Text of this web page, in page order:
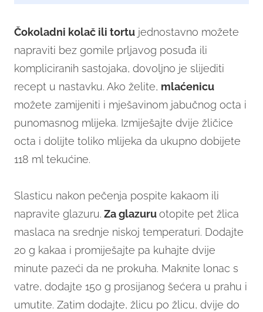
Čokoladni kolač ili tortu jednostavno možete
napraviti bez gomile prljavog posuđa ili
kompliciranih sastojaka, dovoljno je slijediti
recept u nastavku. Ako želite, mlaćenicu
možete zamijeniti i mješavinom jabučnog octa i
punomasnog mlijeka. Izmiješajte dvije žličice
octa i dolijte toliko mlijeka da ukupno dobijete
118 ml tekućine.
Slasticu nakon pečenja pospite kakaom ili
napravite glazuru. Za glazuruotopite pet žlica
maslaca na srednje niskoj temperaturi. Dodajte
20 g kakaa i promiješajte pa kuhajte dvije
minute pazeći da ne prokuha. Maknite lonac s
vatre, dodajte 150 g prosijanog šećera u prahu i
umutite. Zatim dodajte, žlicu po žlicu, dvije do